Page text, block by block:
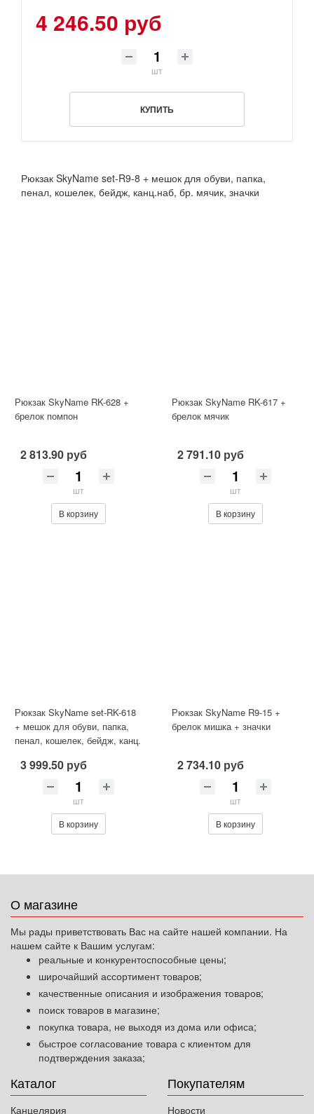
4 246.50 руб
шт
КУПИТЬ
Рюкзак SkyName set-R9-8 + мешок для обуви, папка,
пенал, кошелек, бейдж, канц.наб, бр. мячик, значки
Рюкзак SkyName RK-628 +
брелок помпон
2 813.90 руб
шт
В корзину
Рюкзак SkyName RK-617 +
брелок мячик
2 791.10 руб
шт
В корзину
Рюкзак SkyName set-RK-618
+ мешок для обуви, папка,
пенал, кошелек, бейдж, канц.
3 999.50 руб
шт
В корзину
Рюкзак SkyName R9-15 +
брелок мишка + значки
2 734.10 руб
шт
В корзину
О магазине
Мы рады приветствовать Вас на сайте нашей компании. На
нашем сайте к Вашим услугам:
реальные и конкурентоспособные цены;
широчайший ассортимент товаров;
качественные описания и изображения товаров;
поиск товаров в магазине;
покупка товара, не выходя из дома или офиса;
быстрое согласование товара с клиентом для
подтверждения заказа;
Каталог
Канцелярия
Покупателям
Новости